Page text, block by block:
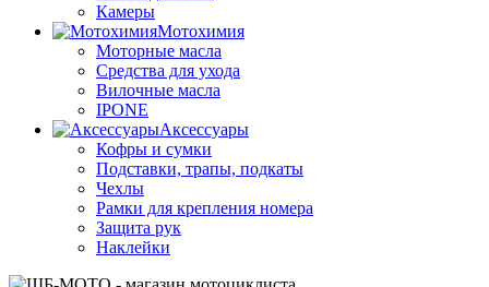
Камеры
Мотохимия
Моторные масла
Средства для ухода
Вилочные масла
IPONE
Аксессуары
Кофры и сумки
Подставки, трапы, подкаты
Чехлы
Рамки для крепления номера
Защита рук
Наклейки